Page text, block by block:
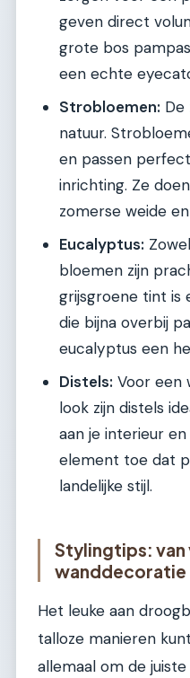
geven direct
grote bos
een echte
Strobloemen: De
natuur.
en passen
inrichting. Ze
zomerse weide
Eucalyptus:
bloemen zijn
grijsgroene tint is
die bijna overbij
eucalyptus een
Distels: Voor een
look zijn distels
aan je interieur
element toe dat
landelijke stijl.
Stylingtips: van
wanddecoratie
Het leuke aan
talloze manieren
allemaal om de